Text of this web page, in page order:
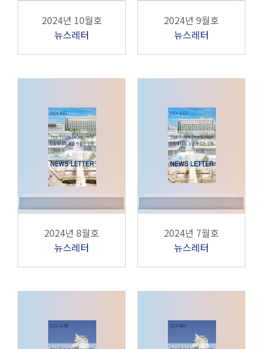
2024년 10월호
뉴스레터
2024년 9월호
뉴스레터
2024년 8월호
뉴스레터
2024년 7월호
뉴스레터